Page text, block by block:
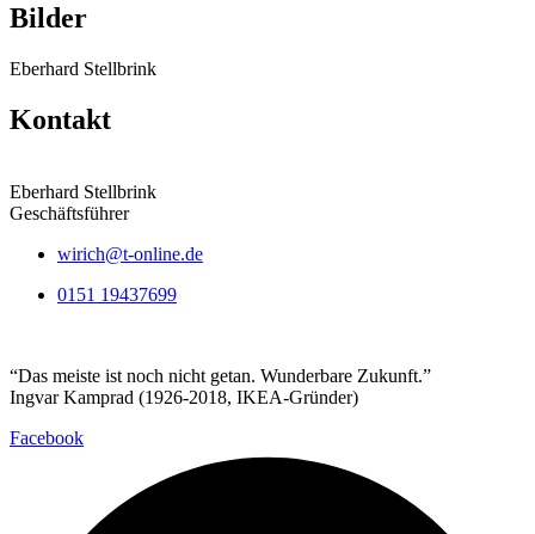
Bilder
Eberhard Stellbrink
Kontakt
Eberhard Stellbrink
Geschäftsführer
wirich@t-online.de
0151 19437699
“Das meiste ist noch nicht getan. Wunderbare Zukunft.”
Ingvar Kamprad (1926-2018, IKEA-Gründer)
Facebook